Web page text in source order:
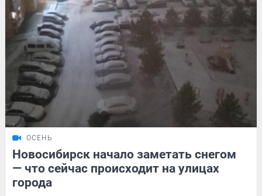
ОСЕНЬ
Новосибирск начало заметать снегом
— что сейчас происходит на улицах
города